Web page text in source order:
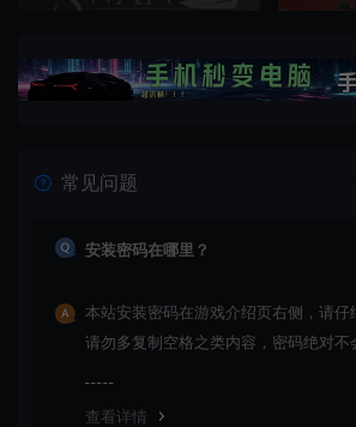
常见问题
安装密码在哪里？
本站安装密码在游戏介绍页右侧，请仔
请勿多复制空格之类内容，密码绝对不
查看详情